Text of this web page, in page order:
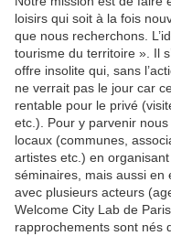
loisirs qui soit à la fois
que nous recherchons.
tourisme du territoire ». Il
offre insolite qui, sans
ne verrait pas le jour car
rentable pour le privé
etc.). Pour y parvenir
locaux (communes,
artistes etc.) en
séminaires, mais aussi
avec plusieurs acteurs
Welcome City Lab de
rapprochements sont nés